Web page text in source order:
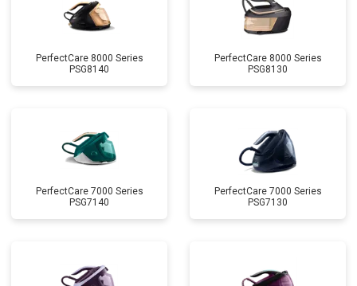
PerfectCare 8000 Series
PSG8140
PerfectCare 8000 Series
PSG8130
PerfectCare 7000 Series
PSG7140
PerfectCare 7000 Series
PSG7130